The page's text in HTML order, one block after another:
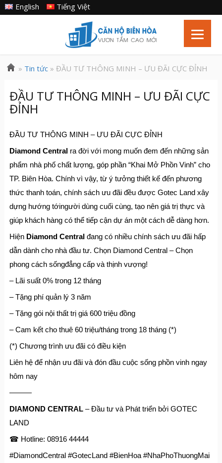
Tiếng Việt
English
» Tin tức » ĐẦU TƯ THÔNG MINH – ƯU ĐÃI CỰC ĐỈNH
ĐẦU TƯ THÔNG MINH – ƯU ĐÃI CỰC
ĐỈNH
ĐẦU TƯ THÔNG MINH – ƯU ĐÃI CỰC ĐỈNH
Diamond Centralra đời với mong muốn đem đến những sản
phẩm nhà phố chất lượng, góp phần “Khai Mở Phồn Vinh” cho
TP. Biên Hòa. Chính vì vậy, từ ý tưởng thiết kế đến phương
thức thanh toán, chính sách ưu đãi đều được Gotec Land xây
dựng hướng tớingười dùng cuối cùng, tạo nên giá trị thực và
giúp khách hàng có thể tiếp cận dự án một cách dễ dàng hơn.
HiệnDiamond Centralđang có nhiều chính sách ưu đãi hấp
dẫn dành cho nhà đầu tư. Chọn Diamond Central – Chọn
phong cách sốngđẳng cấp và thịnh vượng!
– Lãi suất 0% trong 12 tháng
– Tặng phí quản lý 3 năm
– Tặng gói nội thất trị giá 600 triệu đồng
– Cam kết cho thuê 60 triệu/tháng trong 18 tháng (*)
(*) Chương trình ưu đãi có điều kiện
Liên hệ để nhận ưu đãi và đón đầu cuộc sống phồn vinh ngay
hôm nay
———
DIAMOND CENTRAL– Đầu tư và Phát triển bởi GOTEC
LAND
☎ Hotline: 08916 44444
#DiamondCentral #GotecLand #BienHoa #NhaPhoThuongMai